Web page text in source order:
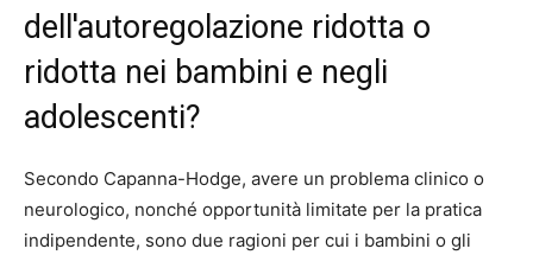
dell'autoregolazione ridotta o
ridotta nei bambini e negli
adolescenti?
Secondo Capanna-Hodge, avere un problema clinico o
neurologico, nonché opportunità limitate per la pratica
indipendente, sono due ragioni per cui i bambini o gli